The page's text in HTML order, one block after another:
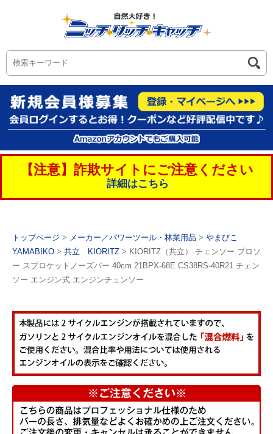
【注意】詐欺サイトにご注意ください
詳細はこちら
トップページ > メーカー／パワーツール・林業用品 > やまびこ
YAMABIKO > 共立 KIORITZ > KIORITZ（共立） チェンソー プロソ
ー スプロケットノーズバー 40cm 21BPX-68E CS38RS-40R21 チェン
ソー エンジン式 エンジンチェンソー